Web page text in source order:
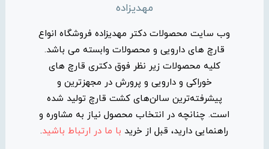
مهدیزاده
وب سایت محصولات دکتر مهدیزاده فروشگاه انواع
قارچ های دارویی و محصولات وابسته می باشد.
کلیه محصولات زیر نظر فوق دکتری قارچ های
خوراکی و دارویی و پرورش در مجهزترین و
پیشرفته‌ترین سالن‌های کشت قارچ تولید شده
است. چنانچه در انتخاب محصول نیاز به مشاوره و
راهنمایی دارید، قبل از خرید با ما در ارتباط باشید.